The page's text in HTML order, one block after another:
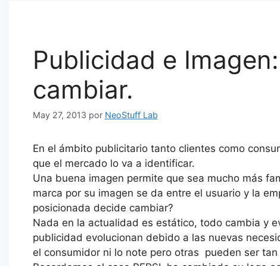
Publicidad e
cambiar.
May 27, 2013 por NeoStuff Lab
En el ámbito publicitario tanto clientes como
que el mercado lo va a identificar.
Una buena imagen permite que sea mucho más
marca por su imagen se da entre el usuario y la
posicionada decide cambiar?
Nada en la actualidad es estático, todo cambia y
publicidad evolucionan debido a las nuevas
el consumidor ni lo note pero otras pueden ser